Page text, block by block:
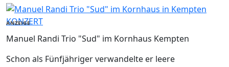
KONZERT
ANZEIGE
Manuel Randi Trio "Sud" im Kornhaus Kempten
Schon als Fünfjähriger verwandelte er leere